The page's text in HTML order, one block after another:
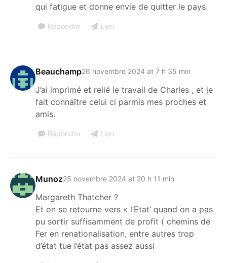
qui fatigue et donne envie de quitter le pays.
Répondre Lien
Beauchamp26 novembre 2024 at 7 h 35 min
J’ai imprimé et relié le travail de Charles , et je
fait connaître celui ci parmis mes proches et
amis.
Répondre Lien
Munoz25 novembre 2024 at 20 h 11 min
Margareth Thatcher ?
Et on se retourne vers « l’Etat’ quand on a pas
pu sortir suffisamment de profit ( chemins de
Fer en renationalisation, entre autres trop
d’état tue l’état pas assez aussi